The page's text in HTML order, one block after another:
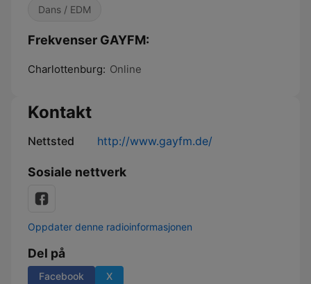
Dans / EDM
Frekvenser GAYFM:
Charlottenburg: Online
Kontakt
Nettsted http://www.gayfm.de/
Sosiale nettverk
Oppdater denne radioinformasjonen
Del på
Facebook X